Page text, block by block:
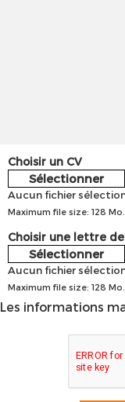
Choisir un CV
Sélectionner
Aucun fichier
Maximum file size: 128 Mo.
Choisir une lettre
Sélectionner
Aucun fichier
Maximum file size: 128 Mo.
Les informations